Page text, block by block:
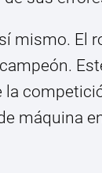
mismo. El
máquina